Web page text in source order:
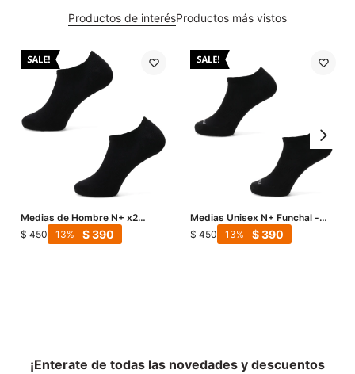
Productos de interésProductos más vistos
Medias de Hombre N+ x2
Setubal - Negro
$ 450 $390
13
Medias Unisex N+ Funchal -
Negro
$ 450 $390
13
¡Enterate de todas las novedades y descuentos